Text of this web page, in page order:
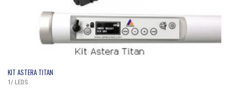
KIT ASTERA TITAN
1/ LEDS